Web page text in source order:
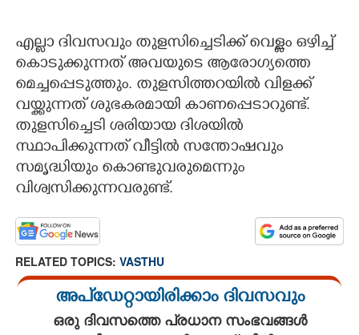
എല്ലാ ദിവസവും തുളസിച്ചെടിക്ക് വെള്ളം ഒഴിച്ച്
കൊടുക്കുന്നത് അവയുടെ ആരോഗ്യത്തെ
മെച്ചപ്പെടുത്തും. തുളസിത്തറയില്‍ വിളക്ക്
വയ്ക്കുന്നത് ശുഭകരമായി കാണപ്പെടാറുണ്ട്.
തുളസിച്ചെടി ശരിയായ ദിശയില്‍
സ്ഥാപിക്കുന്നത് വീട്ടില്‍ സന്തോഷവും
സമൃദ്ധിയും കൊണ്ടുവരുമെന്നും
വിശ്വസിക്കുന്നവരുണ്ട്.
RELATED TOPICS: VASTHU
അപ്ഡേറ്റായിരിക്കാം ദിവസവും
ഒരു ദിവസത്തെ പ്രധാന സംഭവങ്ങൾ